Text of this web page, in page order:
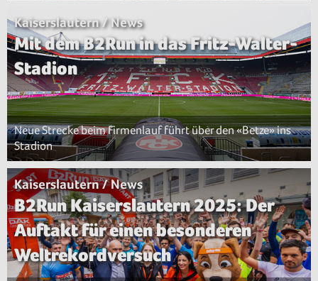
Kaiserslautern / News
Mit dem B2Run in das Fritz-Walter-
Stadion
Neue Strecke beim Firmenlauf führt über den «Betze» ins
Stadion
Kaiserslautern / News
B2Run Kaiserslautern 2025: Der
Auftakt für einen besonderen
Weltrekordversuch